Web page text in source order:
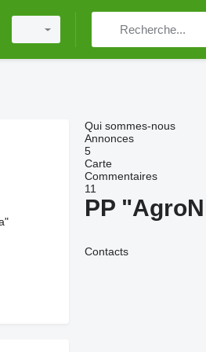
Qui sommes-nous
Annonces
5
Carte
Commentaires
11
PP
Contacts